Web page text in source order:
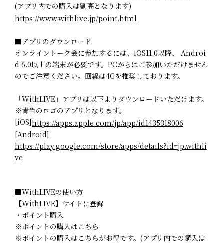
(アプリ内での購入は割高となります)
https://www.withlive.jp/point.html
■アプリのダウンロード
オンライントーク会に参加するには、iOS11.0以降、 Androi
d 6.0以上の端末が必要です。PCからはご参加いただけません
のでご注意ください。回線は4Gを推奨しております。
「WithLIVE」アプリは以下よりダウンロードいただけます。
※青色のロゴのアプリとなります。
[iOS]https://apps.apple.com/jp/app/id1435318006
[Android]
https://play.google.com/store/apps/details?id=jp.withli
ve
■WithLIVEの使い方
【WithLIVE】サイトに登録
・ポイント購入
※ポイントの購入はこちら
※ポイントの購入はこちらがお得です。(アプリ内での購入は